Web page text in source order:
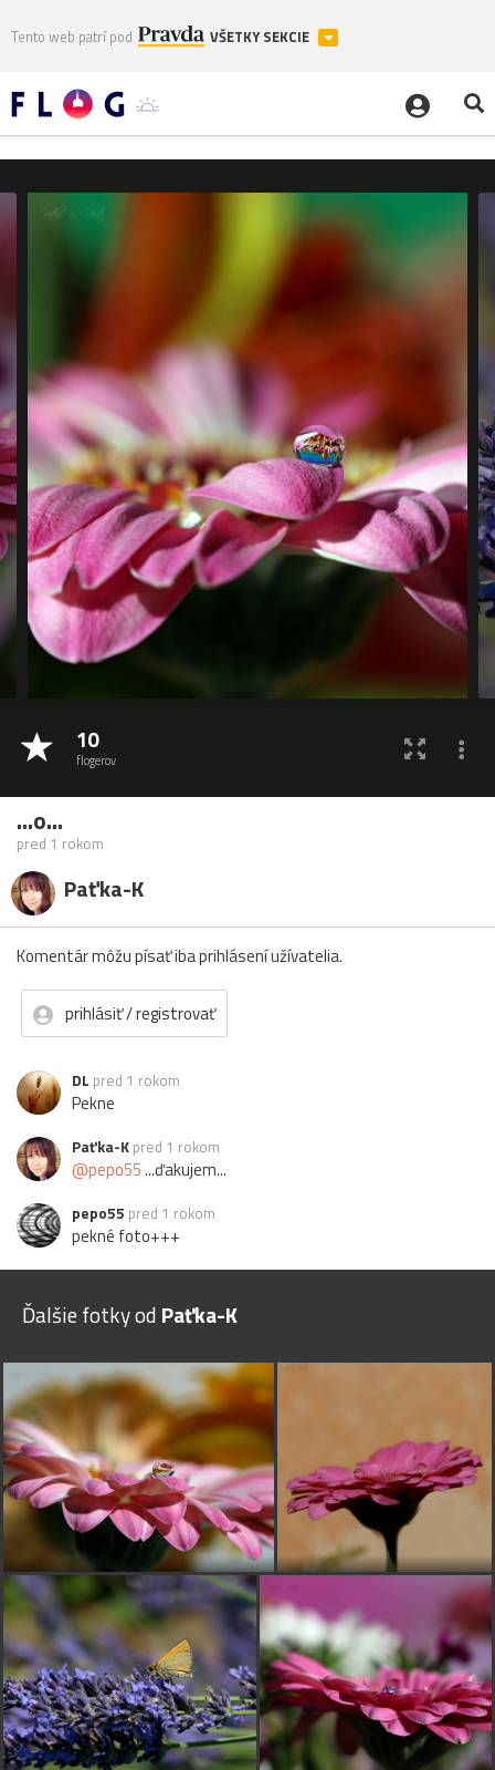
Tento web patrí pod VŠETKY SEKCIE
10
flogerov
...o...
pred 1 rokom
Paťka-K
Komentár môžu písať iba prihlásení užívatelia.
prihlásiť / registrovať
DL pred 1 rokom
Pekne
Paťka-K pred 1 rokom
@pepo55...ďakujem...
pepo55 pred 1 rokom
pekné foto+++
Ďalšie fotky od Paťka-K